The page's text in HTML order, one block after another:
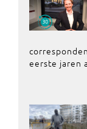
eerste jaren